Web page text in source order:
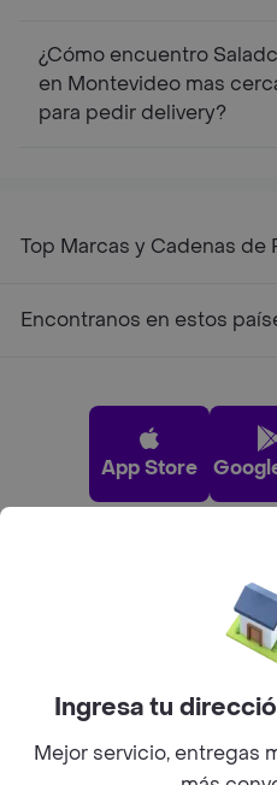
¿Cómo encuentro
en Montevideo mas
para pedir delivery?
Top Marcas y Cadenas de
Encontranos en estos
App Store
Pide tu comida favorita
Ingresa tu
Mejor servicio, entregas